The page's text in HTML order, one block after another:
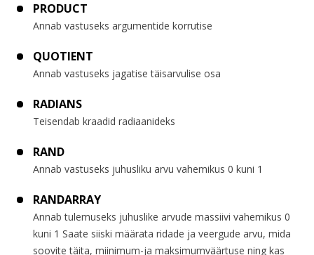
PRODUCT
Annab vastuseks argumentide korrutise
QUOTIENT
Annab vastuseks jagatise täisarvulise osa
RADIANS
Teisendab kraadid radiaanideks
RAND
Annab vastuseks juhusliku arvu vahemikus 0 kuni 1
RANDARRAY
Annab tulemuseks juhuslike arvude massiivi vahemikus 0
kuni 1 Saate siiski määrata ridade ja veergude arvu, mida
soovite täita, miinimum-ja maksimumväärtuse ning kas